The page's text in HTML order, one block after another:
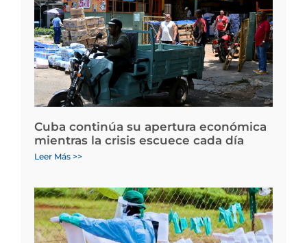
Cuba continúa su apertura económica
mientras la crisis escuece cada día
Leer Más >>